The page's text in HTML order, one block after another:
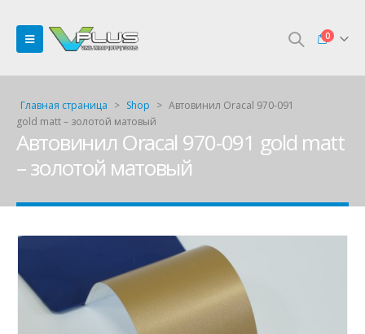
0
Главная страница > Shop > Автовинил Oracal 970-091
gold matt – золотой матовый
Автовинил Oracal 970-091 gold matt
– золотой матовый